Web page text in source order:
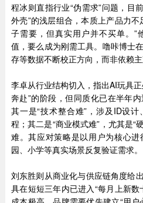
程冰则直指行业“伪需求”问题，目
外壳”的浅层组合，本质上产品力
子需要，但真实用户并不买单。”
值，要么成为刚需工具。噜咔博士
存等数据不断校正方向，而非依赖主
李卓从行业结构切入，指出AI玩具
奔赴”的阶段，但同质化已在半年
其一是“技术整合难”，涉及ID设
程；其二是“商业模式难”，尤其是“
难。其应对策略是以用户为核心
园、小学等真实场景反复验证需求。
刘东胜则从商业化与供应链角度给
具在短短三年内已进入“每月上新